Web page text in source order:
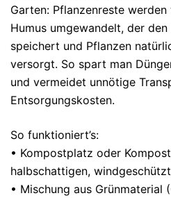
Garten: Pflanzenreste
Humus umgewandelt, der
speichert und Pflanzen
versorgt. So spart man
und vermeidet unnötige
Entsorgungskosten.
So funktioniert’s:
• Kompostplatz oder
halbschattigen,
• Mischung aus Grünmaterial